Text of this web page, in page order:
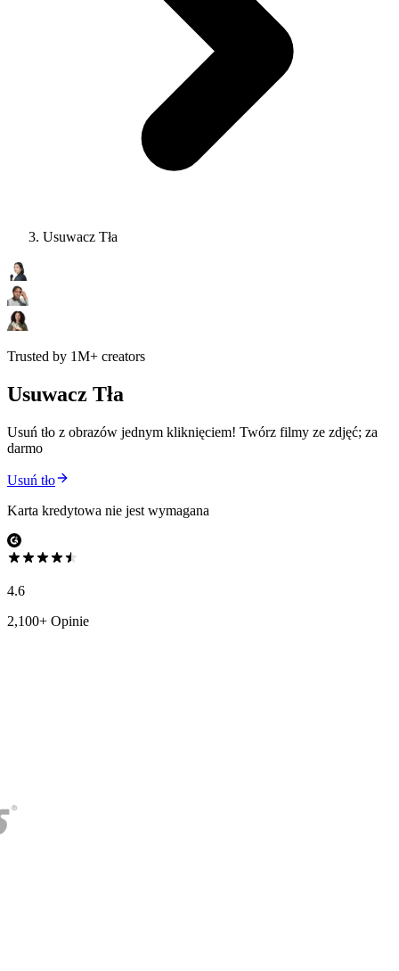
Usuwacz Tła
Trusted by 1M+ creators
Usuwacz Tła
Usuń tło z obrazów jednym kliknięciem! Twórz filmy ze zdjęć; za
darmo
Usuń tło
Karta kredytowa nie jest wymagana
4.6
2,100+ Opinie